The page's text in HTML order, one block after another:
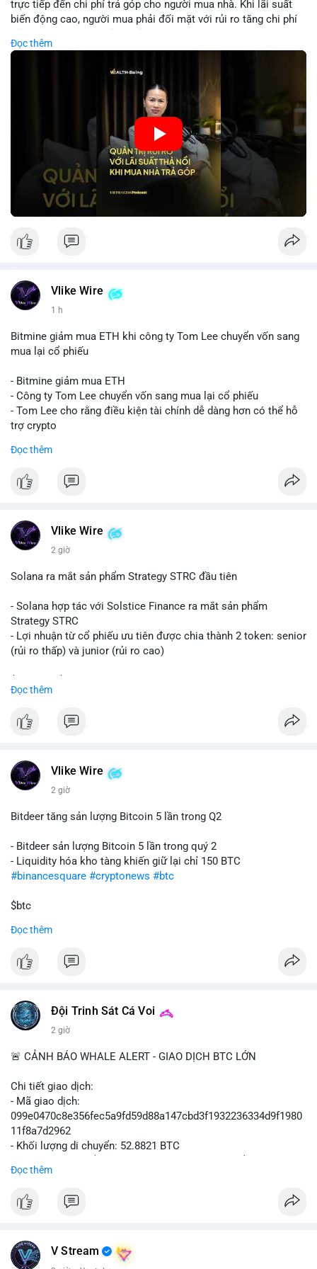
trực tiếp đến chi phí trả góp cho người mua nhà. Khi lãi suất
biến động cao, người mua phải đối mặt với rủi ro tăng chi phí
hướng lãi suất, lựa chọn sản phẩm trả góp có tính bảo hiểm,
đầu tư cần theo dõi chính sách tiền tệ để đưa ra quyết định
🎥 Xem video trực tiếp tại:
Nguồn: VIETSUCCESS
Đọc thêm
Vlike Wire
1 h
Bitmine giảm mua ETH khi công ty Tom Lee chuyển vốn sang
mua lại cổ phiếu
- Bitmine giảm mua ETH
- Công ty Tom Lee chuyển vốn sang mua lại cổ phiếu
- Tom Lee cho rằng điều kiện tài chính dễ dàng hơn có thể hỗ
trợ crypto
nghỉ tháng 8
#binancesquare
#vlikevn #titanbot
📰 Nguồn: CoinDesk
Đọc thêm
Vlike Wire
2 giờ
Solana ra mắt sản phẩm Strategy STRC đầu tiên
- Solana hợp tác với Solstice Finance ra mắt sản phẩm
Strategy STRC
- Lợi nhuận từ cổ phiếu ưu tiên được chia thành 2 token: senior
(rủi ro thấp) và junior (rủi ro cao)
Đọc thêm
Vlike Wire
2 giờ
Bitdeer tăng sản lượng Bitcoin 5 lần trong Q2
- Bitdeer sản lượng Bitcoin 5 lần trong quý 2
- Liquidity hóa kho tàng khiến giữ lại chỉ 150 BTC
#binancesquare #cryptonews #btc
$btc
#vlikevn
📰 Nguồn: Cointelegraph
Đọc thêm
Đội Trinh Sát Cá Voi
2 giờ
🚨 CẢNH BÁO WHALE ALERT - GIAO DỊCH BTC LỚN
Chi tiết giao dịch:
- Mã giao dịch:
099e0470c8e356fec5a9fd59d88a147cbd3f1932236334d9f1980
11f8a7d2962
- Khối lượng di chuyển: 52.8821 BTC
USD)
chuyển trong một giao dịch duy nhất, cho thấy chủ sở hữu là tổ
chức hoặc cá nhân sở hữu tài sản lớn. Hành vi này diễn ra
Đọc thêm
V Stream